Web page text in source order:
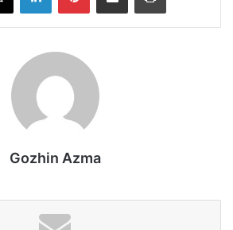
Gozhin Azma